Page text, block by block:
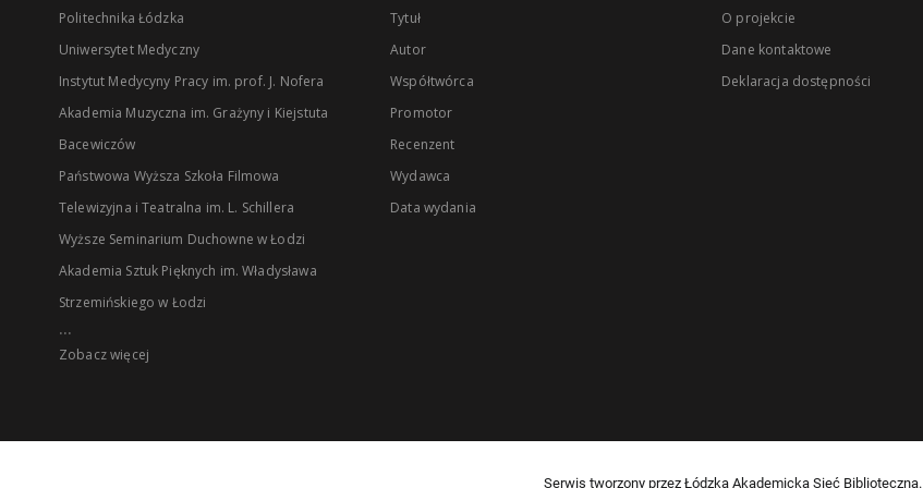
Politechnika Łódzka
Uniwersytet Medyczny
Instytut Medycyny Pracy im. prof. J. Nofera
Akademia Muzyczna im. Grażyny i Kiejstuta
Bacewiczów
Państwowa Wyższa Szkoła Filmowa
Telewizyjna i Teatralna im. L. Schillera
Wyższe Seminarium Duchowne w Łodzi
Akademia Sztuk Pięknych im. Władysława
Strzemińskiego w Łodzi
...
Zobacz więcej
Tytuł
Autor
Współtwórca
Promotor
Recenzent
Wydawca
Data wydania
O projekcie
Dane kontaktowe
Deklaracja dostępności
Serwis tworzony przez Łódzką Akademicką Sieć Biblioteczną.